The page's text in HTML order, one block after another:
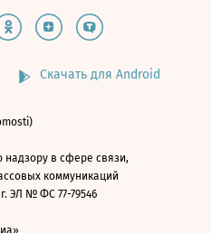
Скачать для Android
в сфере связи,
коммуникаций
ЭЛ № ФС 77-79546